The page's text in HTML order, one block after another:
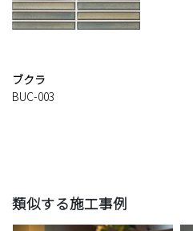
ブクラ
BUC-003
類似する施工事例